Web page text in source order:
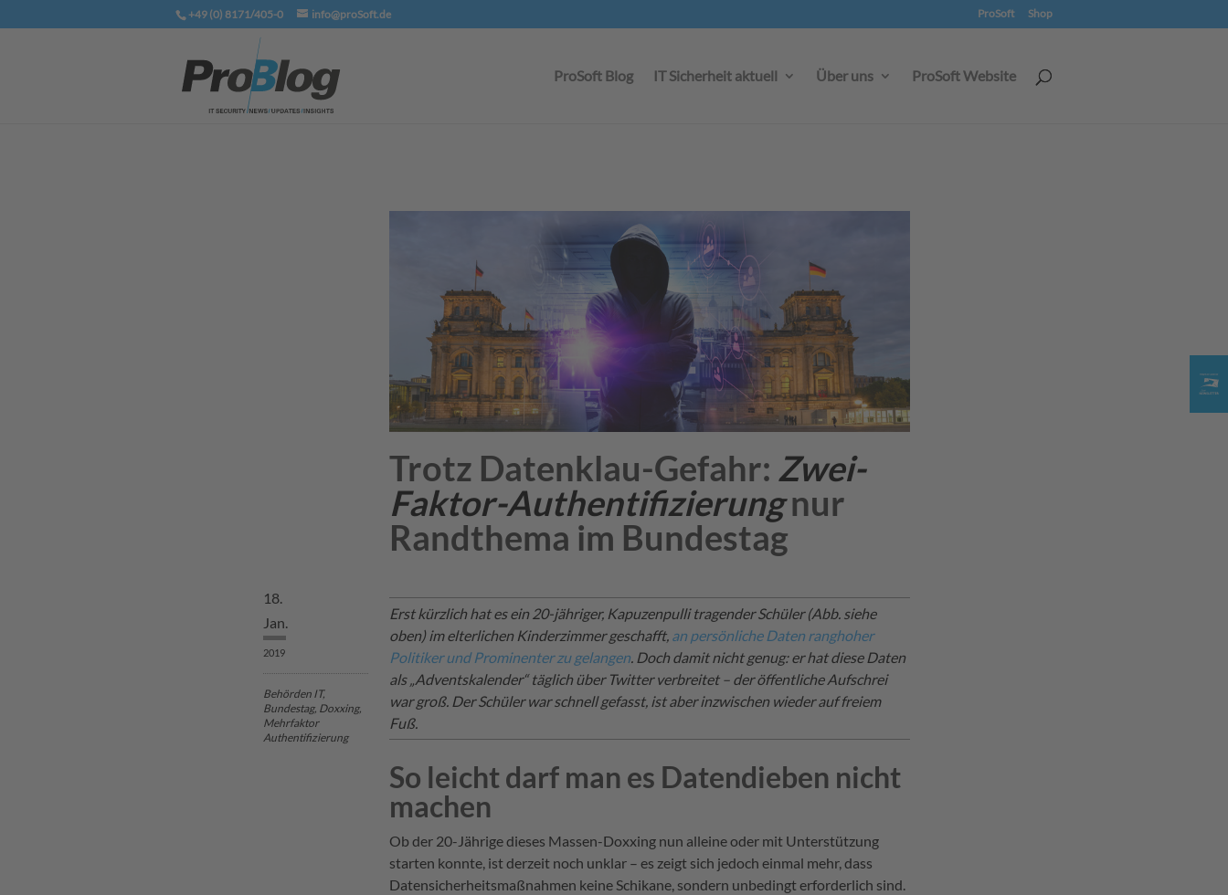
+49 (0) 8171/405-0 info@proSoft.de ProSoft Shop
ProSoft Blog IT Sicherheit aktuell Über uns ProSoft Website
Trotz Datenklau-Gefahr: Zwei-
Faktor-Authentifizierungnur
Randthema im Bundestag
18.
Jan.
2019
Behörden IT,
Bundestag, Doxxing,
Mehrfaktor
Authentifizierung
Erst kürzlich hat es ein 20-jähriger, Kapuzenpulli tragender Schüler (Abb. siehe
oben) im elterlichen Kinderzimmer geschafft, an persönliche Daten ranghoher
Politiker und Prominenter zu gelangen. Doch damit nicht genug: er hat diese Daten
als „Adventskalender“ täglich über Twitter verbreitet – der öffentliche Aufschrei
war groß. Der Schüler war schnell gefasst, ist aber inzwischen wieder auf freiem
Fuß.
So leicht darf man es Datendieben nicht
machen
Ob der 20-Jährige dieses Massen-Doxxing nun alleine oder mit Unterstützung
starten konnte, ist derzeit noch unklar – es zeigt sich jedoch einmal mehr, dass
Datensicherheitsmaßnahmen keine Schikane, sondern unbedingt erforderlich sind.